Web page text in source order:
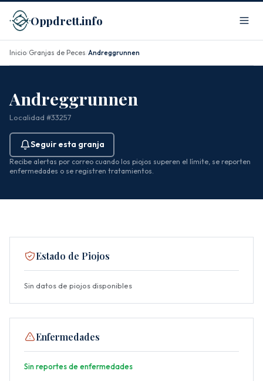
Oppdrett.info
Inicio/Granjas de Peces/Andreggrunnen
Andreggrunnen
Localidad #33257
Seguir esta granja
Recibe alertas por correo cuando los piojos superen el límite, se reporten
enfermedades o se registren tratamientos.
Estado de Piojos
Sin datos de piojos disponibles
Enfermedades
Sin reportes de enfermedades